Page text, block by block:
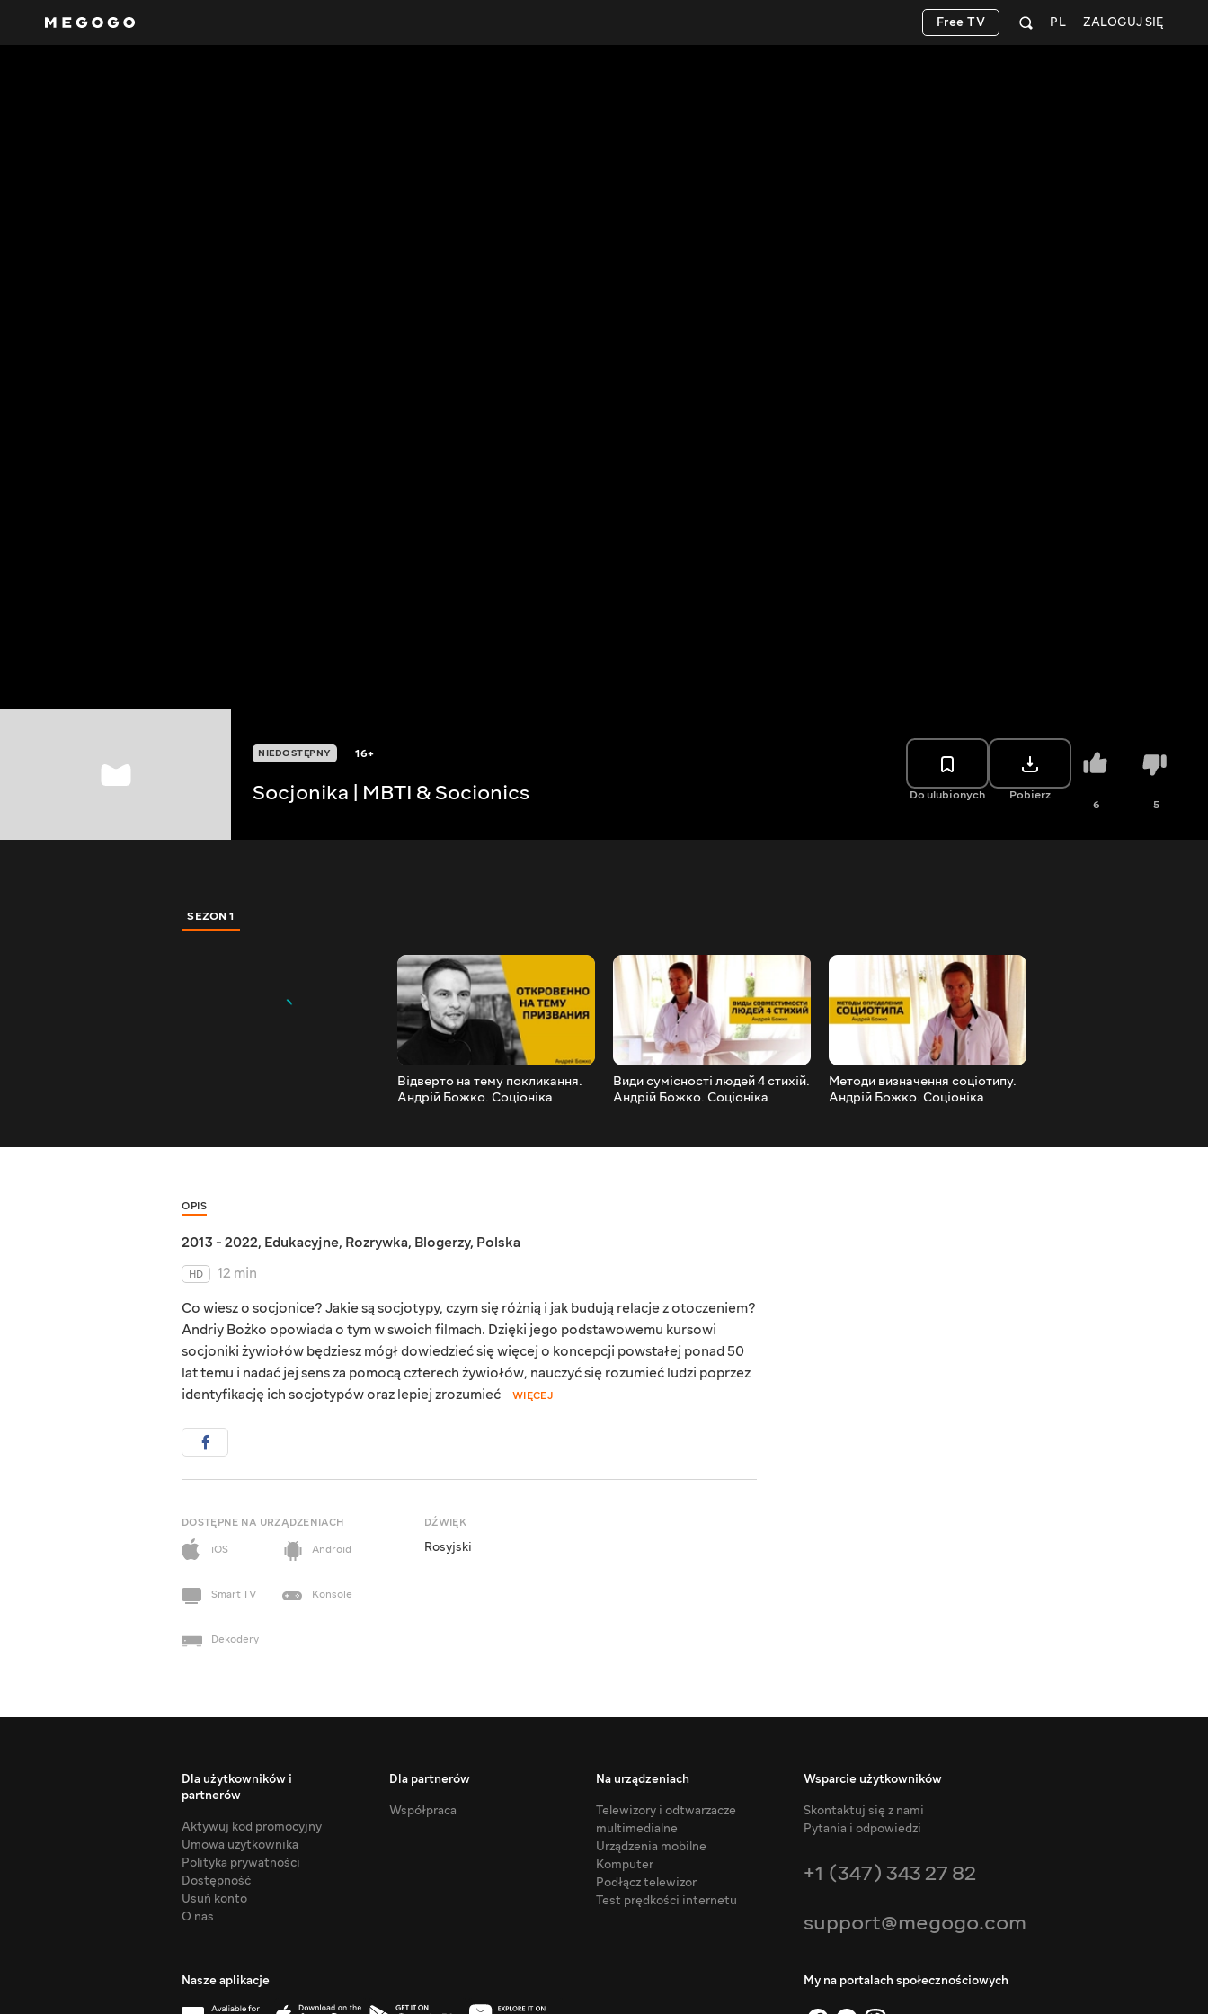
ZALOGUJ SIĘ
PL
Free TV
NIEDOSTĘPNY 16+
Socjonika | MBTI & Socionics Do ulubionych Pobierz
6 5
SEZON 1
Відверто на тему покликання.
Андрій Божко. Соціоніка
Види сумісності людей 4 стихій.
Андрій Божко. Соціоніка
Методи визначення соціотипу.
Андрій Божко. Соціоніка
OPIS
2013 - 2022, Edukacyjne, Rozrywka, Blogerzy, Polska
HD
12 min
Co wiesz o socjonice? Jakie są socjotypy, czym się różnią i jak budują relacje z otoczeniem?
Andriy Bożko opowiada o tym w swoich filmach. Dzięki jego podstawowemu kursowi
socjoniki żywiołów będziesz mógł dowiedzieć się więcej o koncepcji powstałej ponad 50
lat temu i nadać jej sens za pomocą czterech żywiołów, nauczyć się rozumieć ludzi poprzez
identyfikację ich socjotypów oraz lepiej zrozumieć
WIĘCEJ
DOSTĘPNE NA URZĄDZENIACH
iOS
Android
Smart TV Konsole
Dekodery
DŹWIĘK
Rosyjski
Dla użytkowników i
partnerów
Aktywuj kod promocyjny
Umowa użytkownika
Polityka prywatności
Dostępność
Usuń konto
O nas
Dla partnerów
Współpraca
Na urządzeniach
Telewizory i odtwarzacze
multimedialne
Urządzenia mobilne
Komputer
Podłącz telewizor
Test prędkości internetu
Wsparcie użytkowników
Skontaktuj się z nami
Pytania i odpowiedzi
+1 (347) 343 27 82
support@megogo.com
Nasze aplikacje My na portalach społecznościowych